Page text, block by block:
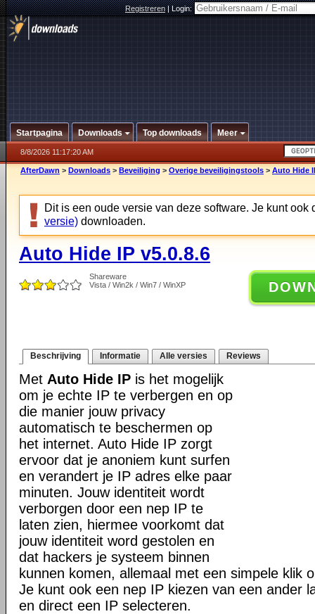
Registreren|Login:
Startpagina Downloads Top downloads Meer
8/8/2026 11:17:20 AM
AfterDawn > Downloads > Beveiliging > Overige beveiligingstools > Auto Hide
Dit is een oude versie van deze software. Je kunt ook
versie) downloaden.
Auto Hide IP v5.0.8.6
Shareware
Vista / Win2k / Win7 / WinXP
Beschrijving Informatie Alle versies Reviews
Met Auto Hide IP is het mogelijk
om je echte IP te verbergen en op
die manier jouw privacy
automatisch te beschermen op
het internet. Auto Hide IP zorgt
ervoor dat je anoniem kunt surfen
en verandert je IP adres elke paar
minuten. Jouw identiteit wordt
verborgen door een nep IP te
laten zien, hiermee voorkomt dat
jouw identiteit word gestolen en
dat hackers je systeem binnen
kunnen komen, allemaal met een simpele klik
Je kunt ook een nep IP kiezen van een ander
en direct een IP selecteren.